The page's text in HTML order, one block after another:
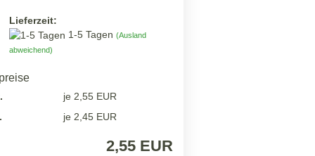
Lieferzeit:
1-5 Tagen (Ausland
abweichend)
je 2,55 EUR
je 2,45 EUR
2,55 EUR